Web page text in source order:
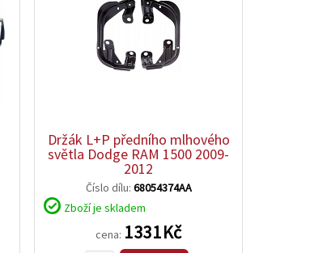
Držák L+P předního mlhového
světla Dodge RAM 1500 2009-
2012
cena: 1 331 Kč
Číslo dílu: 68054374AA
Zboží je skladem